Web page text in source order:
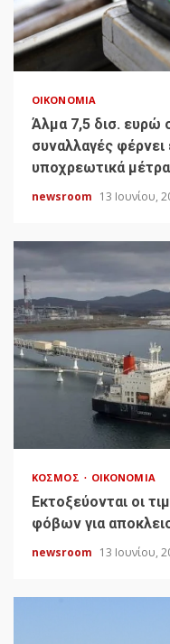
ΟΙΚΟΝΟΜΊΑ
Άλμα 7,5 δισ. ευρώ
συναλλαγές
υποχρεωτικά
newsroom 13 Ιουνίου,
ΚΌΣΜΟΣ ΟΙΚΟΝΟΜΊΑ
Εκτοξεύονται οι
φόβων για
newsroom 13 Ιουνίου,